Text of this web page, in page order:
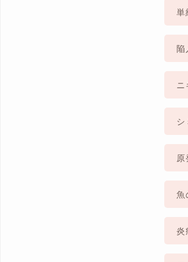
単
陥
ニ
シ
原
魚
炎